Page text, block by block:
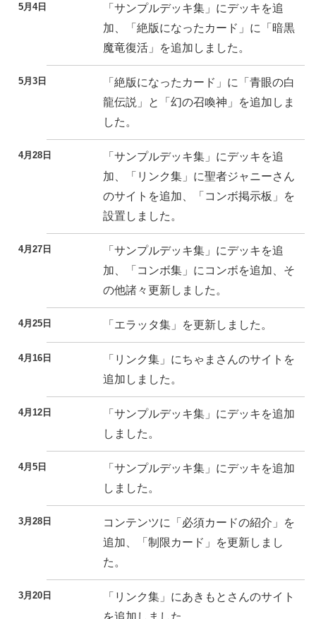
5月4日
「サンプルデッキ集」にデッキを追
加、「絶版になったカード」に「暗黒
魔竜復活」を追加しました。
5月3日
「絶版になったカード」に「青眼の白
龍伝説」と「幻の召喚神」を追加しま
した。
4月28日
「サンプルデッキ集」にデッキを追
加、「リンク集」に聖者ジャニーさん
のサイトを追加、「コンボ掲示板」を
設置しました。
4月27日
「サンプルデッキ集」にデッキを追
加、「コンボ集」にコンボを追加、そ
の他諸々更新しました。
4月25日 「エラッタ集」を更新しました。
4月16日
「リンク集」にちゃまさんのサイトを
追加しました。
4月12日
「サンプルデッキ集」にデッキを追加
しました。
4月5日
「サンプルデッキ集」にデッキを追加
しました。
3月28日
コンテンツに「必須カードの紹介」を
追加、「制限カード」を更新しまし
た。
3月20日
「リンク集」にあきもとさんのサイト
を追加しました。